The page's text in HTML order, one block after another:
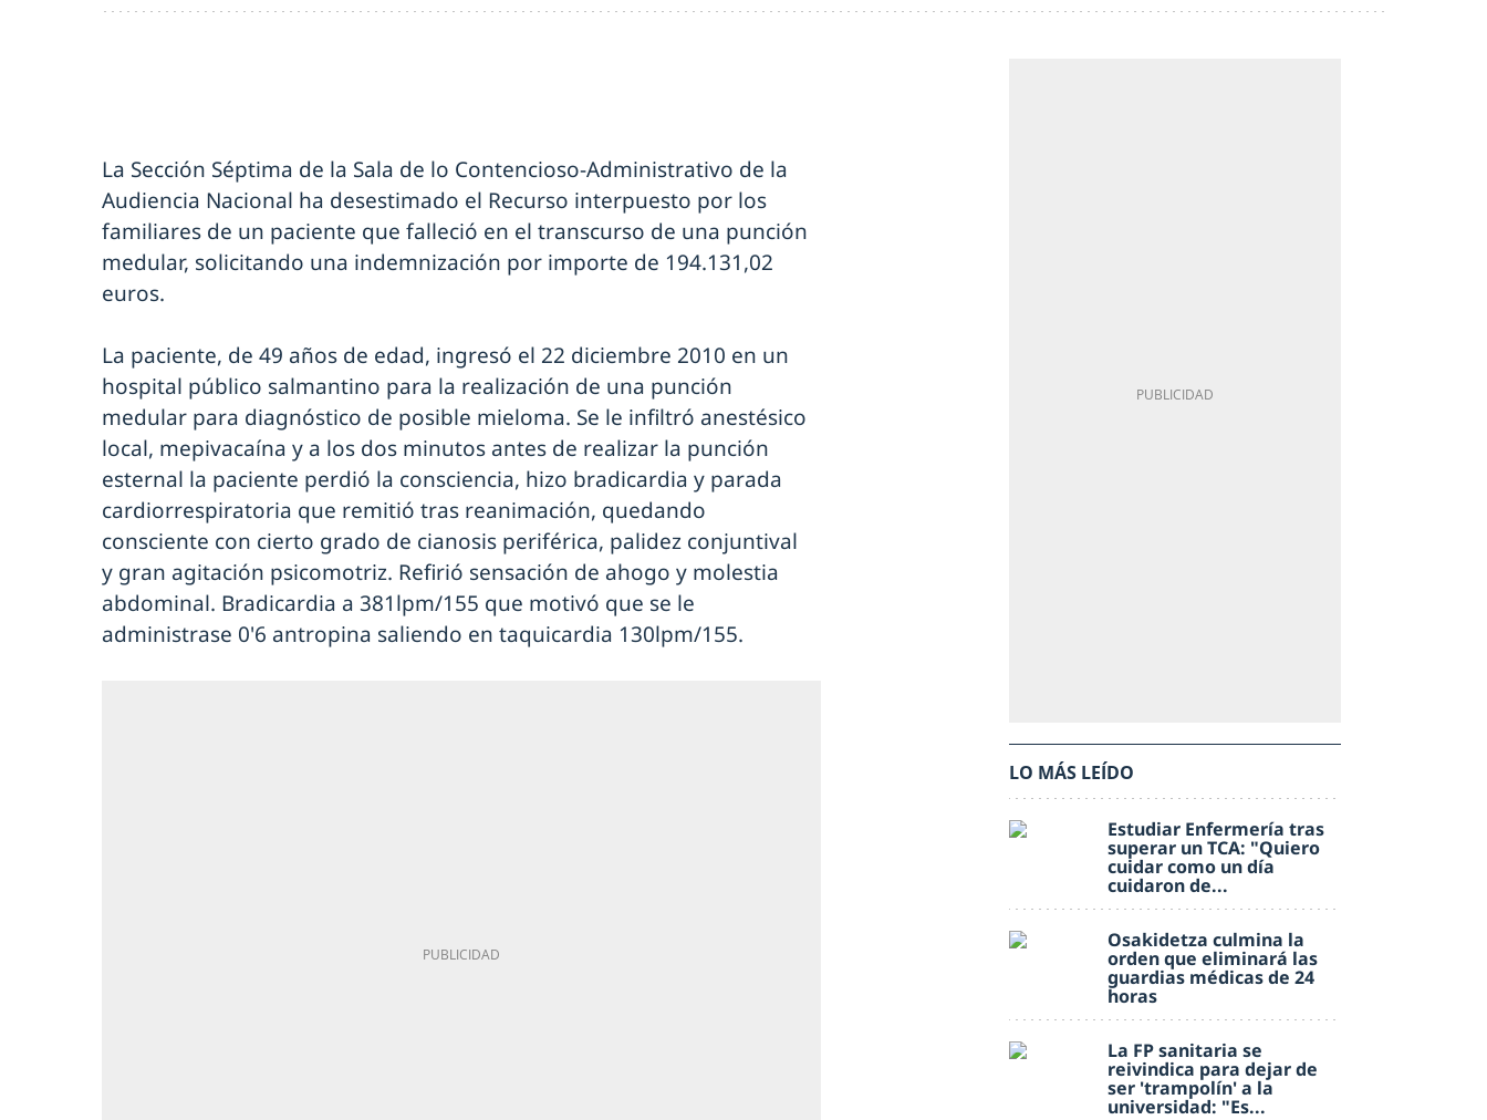
La Sección Séptima de la Sala de lo Contencioso-Administrativo de la
Audiencia Nacional ha desestimado el Recurso interpuesto por los
familiares de un paciente que falleció en el transcurso de una punción
medular, solicitando una indemnización por importe de 194.131,02
euros.
La paciente, de 49 años de edad, ingresó el 22 diciembre 2010 en un
hospital público salmantino para la realización de una punción
medular para diagnóstico de posible mieloma. Se le infiltró anestésico
local, mepivacaína y a los dos minutos antes de realizar la punción
esternal la paciente perdió la consciencia, hizo bradicardia y parada
cardiorrespiratoria que remitió tras reanimación, quedando
consciente con cierto grado de cianosis periférica, palidez conjuntival
y gran agitación psicomotriz. Refirió sensación de ahogo y molestia
abdominal. Bradicardia a 381lpm/155 que motivó que se le
administrase 0'6 antropina saliendo en taquicardia 130lpm/155.
LO MÁS LEÍDO
Estudiar Enfermería tras
superar un TCA: "Quiero
cuidar como un día
cuidaron de...
Osakidetza culmina la
orden que eliminará las
guardias médicas de 24
horas
La FP sanitaria se
reivindica para dejar de
ser 'trampolín' a la
universidad: "Es...